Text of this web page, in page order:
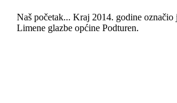
Naš početak... Kraj 2014. godine označio
Limene glazbe općine Podturen.